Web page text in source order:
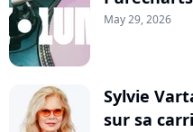
May 29, 2026
Sylvie
sur sa